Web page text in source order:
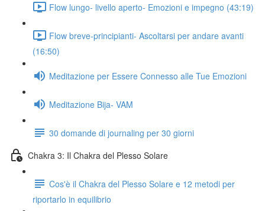
Flow lungo- livello aperto- Emozioni e impegno (43:19)
Flow breve-principianti- Ascoltarsi per andare avanti
(16:50)
Meditazione per Essere Connesso alle Tue Emozioni
Meditazione Bija- VAM
30 domande di journaling per 30 giorni
Chakra 3: Il Chakra del Plesso Solare
Cos'è il Chakra del Plesso Solare e 12 metodi per
riportarlo in equilibrio